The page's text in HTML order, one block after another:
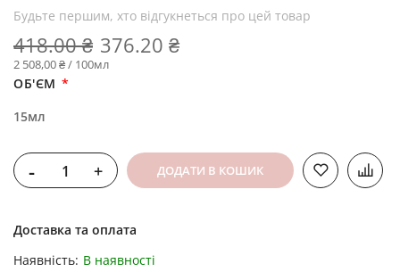
Будьте першим, хто відгукнеться про цей товар
376.20 ₴
418.00 ₴
2 508,00 ₴ / 100мл
ОБ'ЄМ
15мл
- + ДОДАТИ В КОШИК
Доставка та оплата
Наявність: В наявності